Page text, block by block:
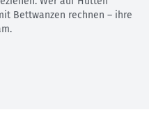
Bettwanzen rechnen – ihre